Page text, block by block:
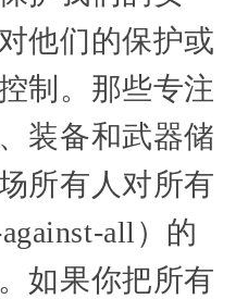
他们的保护或
制。那些专注
装备和武器储
所有人对所有
all）的
如果你把所有